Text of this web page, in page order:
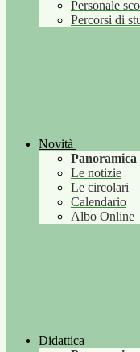
Personale
Percorsi di
Novità
Panoramica
Le notizie
Le circolari
Calendario
Albo Online
Didattica